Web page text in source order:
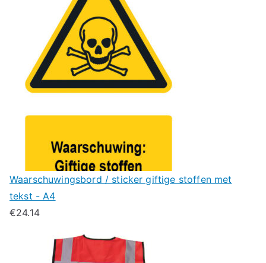
Waarschuwingsbord / sticker giftige stoffen met
tekst - A4
€24.14